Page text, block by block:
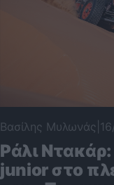
Βασίλης Μυλωνάς
Ράλι
junior στο